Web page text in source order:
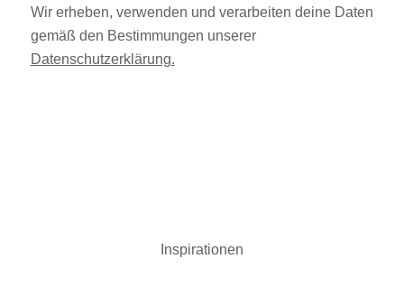
Wir erheben, verwenden und verarbeiten deine Daten
gemäß den Bestimmungen unserer
Datenschutzerklärung.
Inspirationen